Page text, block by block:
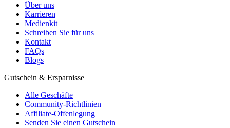
Über uns
Karrieren
Medienkit
Schreiben Sie für uns
Kontakt
FAQs
Blogs
Gutschein & Ersparnisse
Alle Geschäfte
Community-Richtlinien
Affiliate-Offenlegung
Senden Sie einen Gutschein